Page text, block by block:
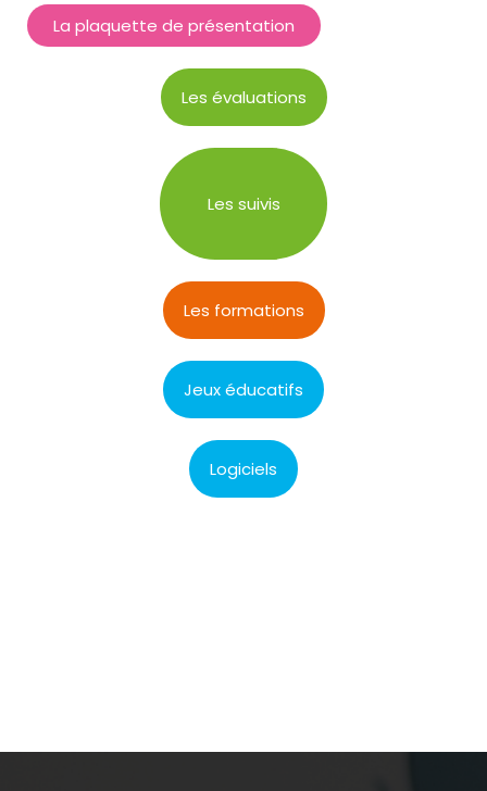
La plaquette de présentation
Les évaluations
Les suivis
Les formations
Jeux éducatifs
Logiciels